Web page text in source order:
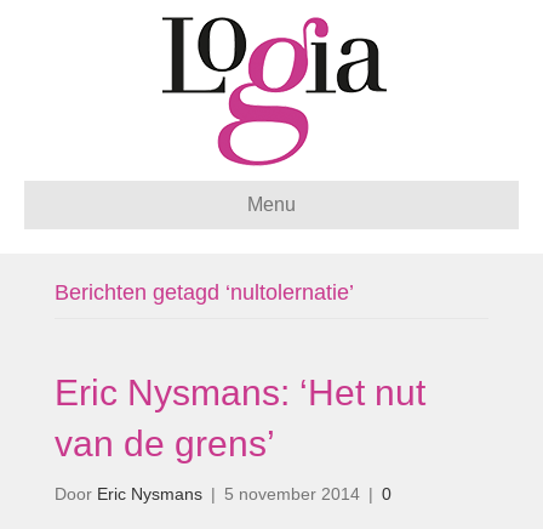
Menu
Berichten getagd ‘nultolernatie’
Eric Nysmans: ‘Het nut
van de grens’
Door Eric Nysmans | 5 november 2014 | 0